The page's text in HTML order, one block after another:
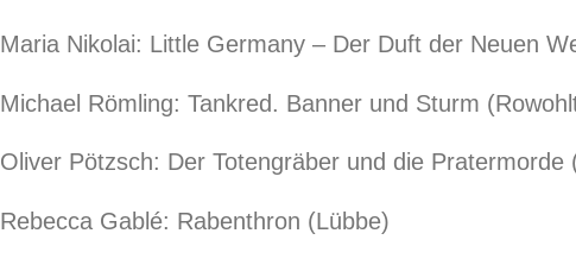
Maria Nikolai: Little Germany – Der Duft der Neuen
Michael Römling: Tankred. Banner und Sturm
Oliver Pötzsch: Der Totengräber und die Pratermorde
Rebecca Gablé: Rabenthron (Lübbe)